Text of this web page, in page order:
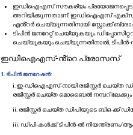
ഇഡിഐഎസ് സൗകര്യം
അറിയിക്കുന്നതാണ്. ഇഡിഐഎസ്
എൻ്റർ ചെയ്യുന്നതിനായി സ്റ്റോക്ക്
ടിപിൻ ജനറേറ്റ് ചെയ്യുകയും
ചെയ്യുകയും ചെയ്യുന്നതിനാൽ, ടിപിൻ-
ഇഡിഐഎസ്-ൻ്റെ പ്രോസസ്
1. ടിപിൻ ജനറേഷൻ:
i. ഇ-ഡിഐഎസ്-നായി രജിസ്റ്റർ ചെയ്ത
രജിസ്റ്റർ ചെയ്ത മൊബൈൽ
ii. രജിസ്റ്റർ ചെയ്ത ഡിപിയുടെ ബിഒ-ക്ക്
iii. ഡിപി-കൾക്ക് ടിപിൻ-ൽ നിയന്ത്രണം/